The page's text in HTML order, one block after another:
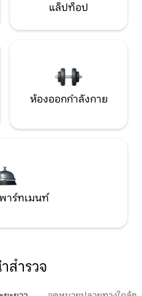
แล็ปท็อป
ห้องออกกำลังกาย
าร์ทเมนท์
สำรวจ